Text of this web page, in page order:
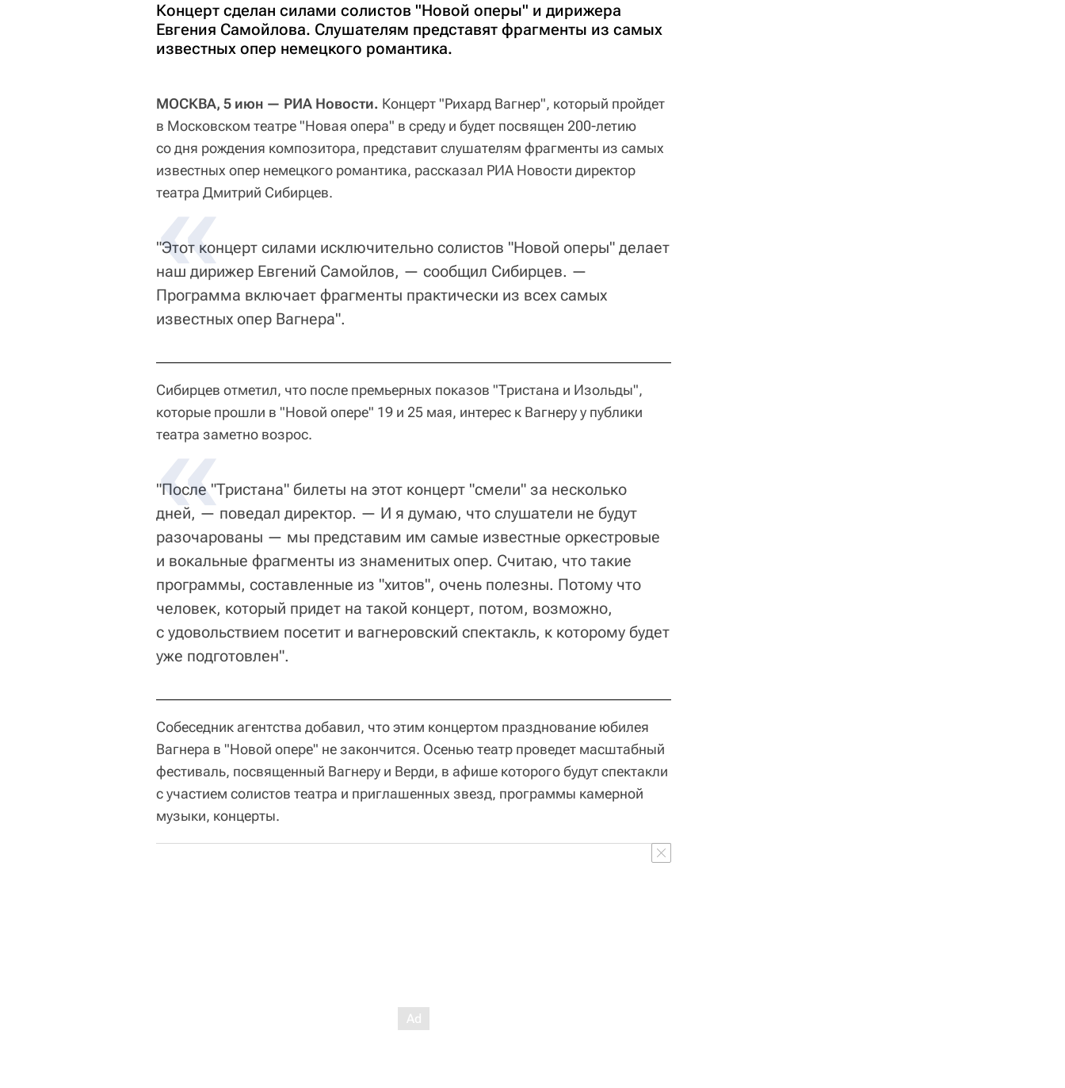
Концерт сделан силами солистов "Новой оперы" и дирижера
Евгения Самойлова. Слушателям представят фрагменты из самых
известных опер немецкого романтика.
МОСКВА, 5 июн — РИА Новости. Концерт "Рихард Вагнер", который пройдет
в Московском театре "Новая опера" в среду и будет посвящен 200-летию
со дня рождения композитора, представит слушателям фрагменты из самых
известных опер немецкого романтика, рассказал РИА Новости директор
театра Дмитрий Сибирцев.
"Этот концерт силами исключительно солистов "Новой оперы" делает
наш дирижер Евгений Самойлов, — сообщил Сибирцев. —
Программа включает фрагменты практически из всех самых
известных опер Вагнера".
Сибирцев отметил, что после премьерных показов "Тристана и Изольды",
которые прошли в "Новой опере" 19 и 25 мая, интерес к Вагнеру у публики
театра заметно возрос.
"После "Тристана" билеты на этот концерт "смели" за несколько
дней, — поведал директор. — И я думаю, что слушатели не будут
разочарованы — мы представим им самые известные оркестровые
и вокальные фрагменты из знаменитых опер. Считаю, что такие
программы, составленные из "хитов", очень полезны. Потому что
человек, который придет на такой концерт, потом, возможно,
с удовольствием посетит и вагнеровский спектакль, к которому будет
уже подготовлен".
Собеседник агентства добавил, что этим концертом празднование юбилея
Вагнера в "Новой опере" не закончится. Осенью театр проведет масштабный
фестиваль, посвященный Вагнеру и Верди, в афише которого будут спектакли
с участием солистов театра и приглашенных звезд, программы камерной
музыки, концерты.